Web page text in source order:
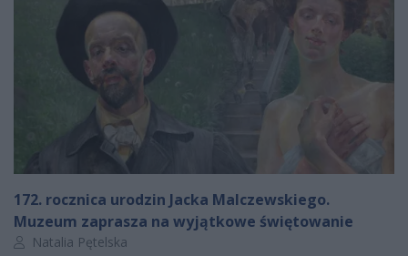
172. rocznica urodzin Jacka Malczewskiego.
Muzeum zaprasza na wyjątkowe świętowanie
Autor artykułu:
Natalia Pętelska